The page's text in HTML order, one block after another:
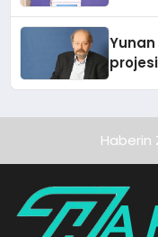
Yunan
projesi
Haberin